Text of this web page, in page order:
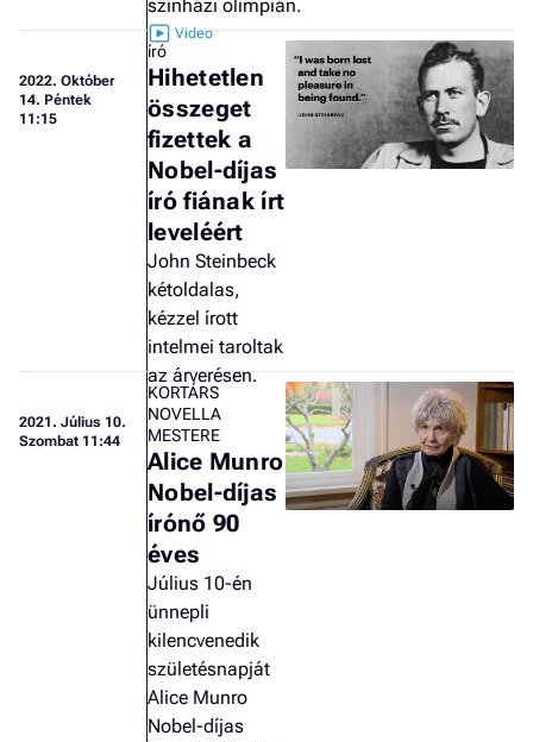
színházi olimpián.
2022. Október
14. Péntek
11:15
író
Hihetetlen
összeget
fizettek a
Nobel-díjas
író fiának írt
leveléért
John Steinbeck
kétoldalas,
kézzel írott
intelmei taroltak
az árverésen.
2021. Július 10.
Szombat 11:44
KORTÁRS
NOVELLA
MESTERE
Alice Munro
Nobel-díjas
írónő 90
éves
Július 10-én
ünnepli
kilencvenedik
születésnapját
Alice Munro
Nobel-díjas